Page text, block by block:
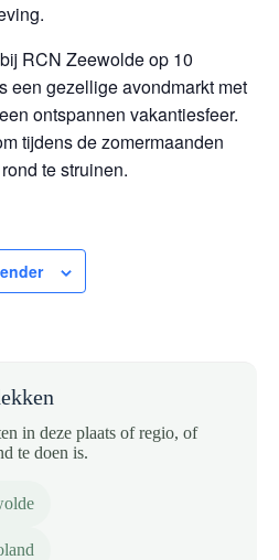
RCN Zeewolde op 10
een gezellige avondmarkt met
ontspannen vakantiesfeer.
tijdens de zomermaanden
te struinen.
in deze plaats of regio, of
te doen is.